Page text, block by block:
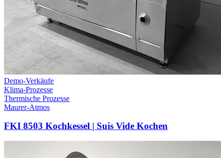
Demo-Verkäufe
Klima-Prozesse
Thermische Prozesse
Maurer-Atmos
FKI 8503 Kochkessel | Suis Vide Kochen